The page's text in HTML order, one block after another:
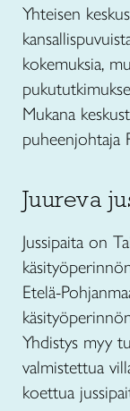
Yhteisen
kokemuksia,
Mukana
puheenjohtaja
Juureva
Jussipaita on
Etelä-
Yhdistys myy
valmistettua
koettua